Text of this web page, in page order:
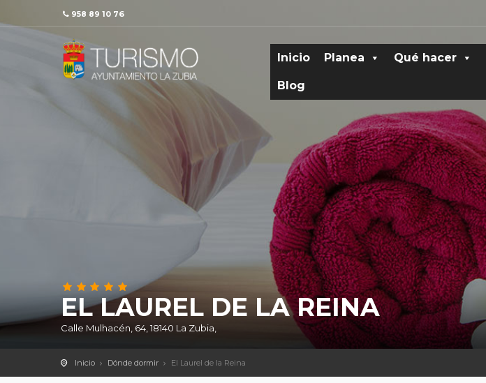
958 89 10 76
Inicio Planea Qué hacer
Blog
EL LAUREL DE LA REINA
Calle Mulhacén, 64, 18140 La Zubia,
Inicio Dónde dormir El Laurel de la Reina